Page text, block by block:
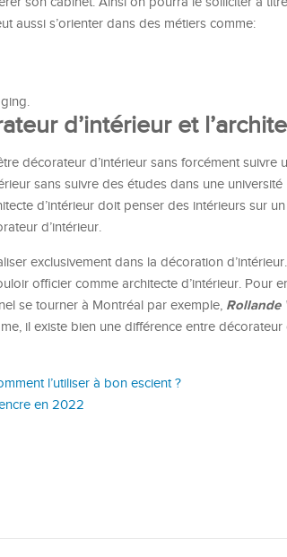
aussi s’orienter dans des métiers comme:
d’intérieur et
décorateur d’intérieur sans forcément suivre
sans suivre des études dans une université
d’intérieur doit penser des intérieurs sur un
d’intérieur.
exclusivement dans la décoration
officier comme architecte d’intérieur. Pour
se tourner à Montréal par exemple, Rollande
il existe bien une différence entre décorateur
l’utiliser à bon escient ?
en 2022